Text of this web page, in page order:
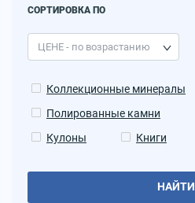
СОРТИРОВКА ПО
Коллекционные минералы
Полированные камни
Кулоны
Книги
НАЙТИ